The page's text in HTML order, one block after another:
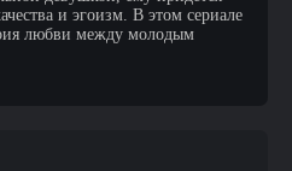
и эгоизм. В этом сериале
любви между молодым